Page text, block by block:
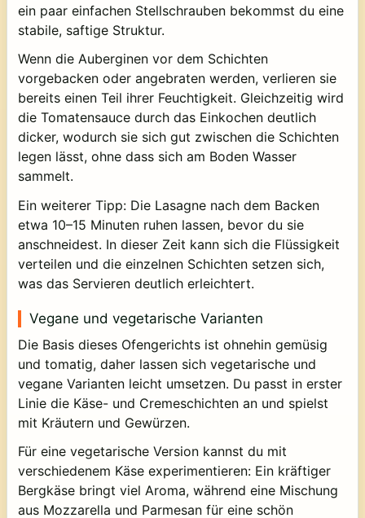
ein paar einfachen Stellschrauben bekommst du eine
stabile, saftige Struktur.
Wenn die Auberginen vor dem Schichten
vorgebacken oder angebraten werden, verlieren sie
bereits einen Teil ihrer Feuchtigkeit. Gleichzeitig wird
die Tomatensauce durch das Einkochen deutlich
dicker, wodurch sie sich gut zwischen die Schichten
legen lässt, ohne dass sich am Boden Wasser
sammelt.
Ein weiterer Tipp: Die Lasagne nach dem Backen
etwa 10–15 Minuten ruhen lassen, bevor du sie
anschneidest. In dieser Zeit kann sich die Flüssigkeit
verteilen und die einzelnen Schichten setzen sich,
was das Servieren deutlich erleichtert.
Vegane und vegetarische Varianten
Die Basis dieses Ofengerichts ist ohnehin gemüsig
und tomatig, daher lassen sich vegetarische und
vegane Varianten leicht umsetzen. Du passt in erster
Linie die Käse- und Cremeschichten an und spielst
mit Kräutern und Gewürzen.
Für eine vegetarische Version kannst du mit
verschiedenem Käse experimentieren: Ein kräftiger
Bergkäse bringt viel Aroma, während eine Mischung
aus Mozzarella und Parmesan für eine schön